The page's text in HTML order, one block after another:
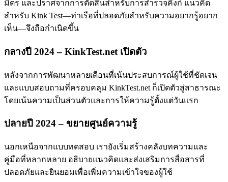
มิตร และปราศจากการตัดสินสำหรับการสำรวจคิงก์ แนวคิด
สำหรับ Kink Test—ท่าเรือที่ปลอดภัยสำหรับความอยากรู้อยาก
เห็น—จึงถือกำเนิดขึ้น
กลางปี 2024 – KinkTest.net เปิดตัว
หลังจากการพัฒนาหลายเดือนที่เน้นประสบการณ์ผู้ใช้ที่ชัดเจน
และแบบสอบถามที่ครอบคลุม KinkTest.net ก็เปิดตัวสู่สาธารณะ
โดยเน้นความเป็นส่วนตัวและการให้ความรู้ตั้งแต่วันแรก
ปลายปี 2024 – ขยายศูนย์ความรู้
นอกเหนือจากแบบทดสอบ เรายังเริ่มสร้างคลังบทความและ
คู่มือที่หลากหลาย อธิบายแนวคิดและส่งเสริมการสื่อสารที่
ปลอดภัยและยินยอมเพื่อเพิ่มความเข้าใจของผู้ใช้